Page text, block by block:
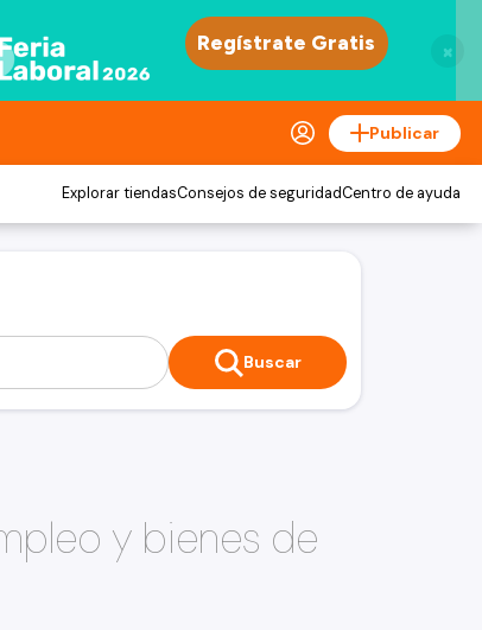
×
Publicar
Explorar tiendasConsejos de seguridadCentro de ayuda
Buscar
y bienes de